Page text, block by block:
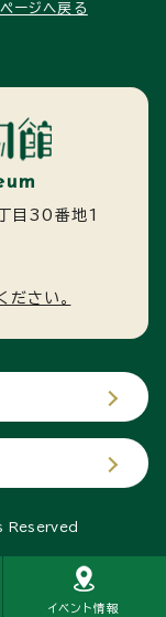
イベント情報
ページへ戻る
目30番地1
さい。
Reserved